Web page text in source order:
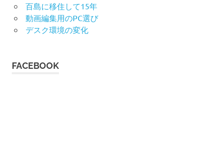
百島に移住して15年
動画編集用のPC選び
デスク環境の変化
FACEBOOK